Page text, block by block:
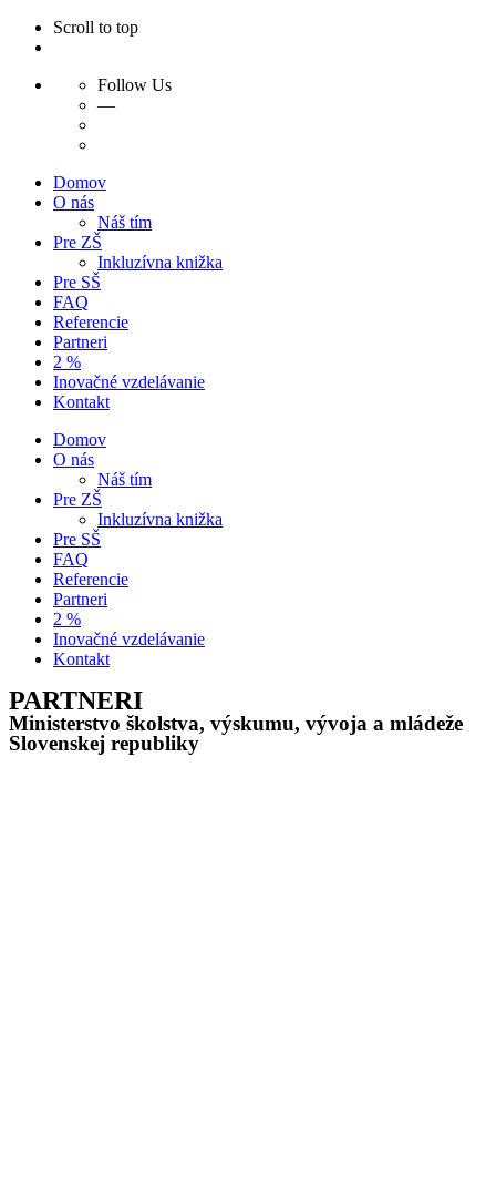
Scroll to top
Follow Us
—
Domov
O nás
Náš tím
Pre ZŠ
Inkluzívna knižka
Pre SŠ
FAQ
Referencie
Partneri
2 %
Inovačné vzdelávanie
Kontakt
Domov
O nás
Náš tím
Pre ZŠ
Inkluzívna knižka
Pre SŠ
FAQ
Referencie
Partneri
2 %
Inovačné vzdelávanie
Kontakt
PARTNERI
Ministerstvo školstva, výskumu, vývoja a mládeže
Slovenskej republiky